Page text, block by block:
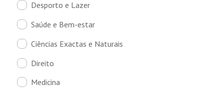
Desporto e Lazer
Saúde e Bem-estar
Ciências Exactas e Naturais
Direito
Medicina